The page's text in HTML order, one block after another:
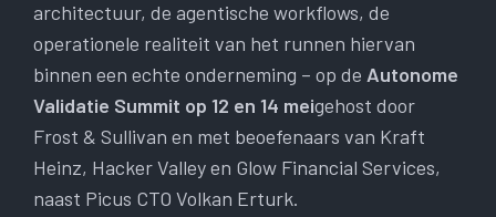
architectuur, de agentische workflows, de
operationele realiteit van het runnen hiervan
binnen een echte onderneming – op de Autonome
Validatie Summit op 12 en 14 meigehost door
Frost & Sullivan en met beoefenaars van Kraft
Heinz, Hacker Valley en Glow Financial Services,
naast Picus CTO Volkan Erturk.